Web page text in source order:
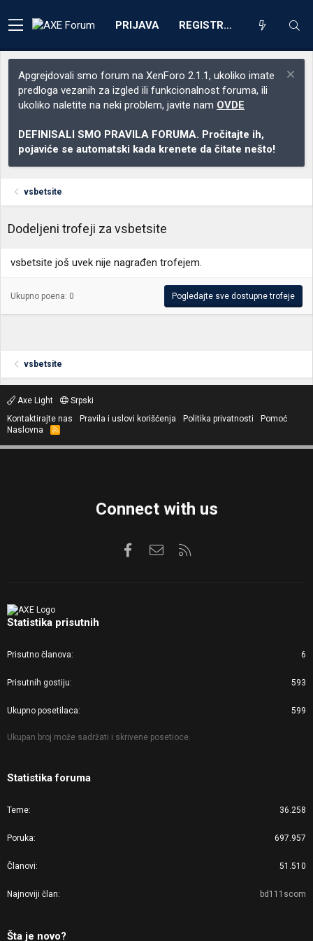
PRIJAVA REGISTRACIJA
Apgrejdovali smo forum na XenForo 2.1.1, ukoliko imate
predloga vezanih za izgled ili funkcionalnost foruma, ili
ukoliko naletite na neki problem, javite nam OVDE
DEFINISALI SMO PRAVILA FORUMA. Pročitajte ih,
pojaviće se automatski kada krenete da čitate nešto!
vsbetsite
Dodeljeni trofeji za vsbetsite
vsbetsite još uvek nije nagrađen trofejem.
Ukupno poena: 0 Pogledajte sve dostupne trofeje
vsbetsite
Axe Light
Srpski
Kontaktirajte nas
Pravila i uslovi korišćenja Politika privatnosti
Pomoć
Naslovna
R
S
Connect with us
FacebookKontaktirajte nas
Statistika prisutnih
Prisutno članova 6
Prisutnih gostiju 593
Ukupno posetilaca 599
Ukupan broj može sadržati i skrivene posetioce.
Statistika foruma
Teme 36.258
Poruka 697.957
Članovi 51.510
Najnoviji član bd111scom
Šta je novo?